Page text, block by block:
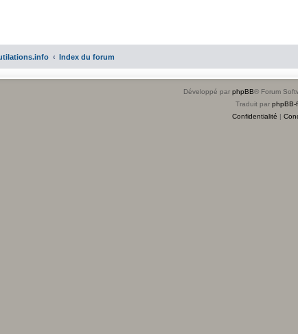
Index du forum
Développé par phpBB® Forum
Traduit par phpBB-
Confidentialité |